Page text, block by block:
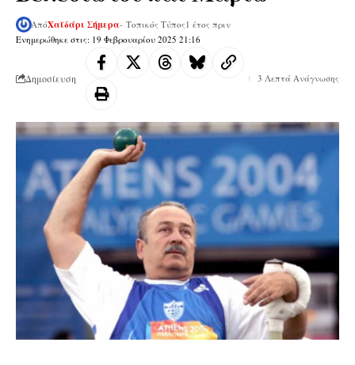
Ενημερώθηκε στις: 19 Φεβρουαρίου 2025 21:16
ΑπόΧαϊδάρι Σήμερα- Τοπικός Τύπος 1 έτος πριν
Δημοσίευση 3 Λεπτά Ανάγνωσης